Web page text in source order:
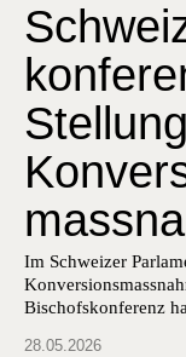
Im Schweizer
Bischofskonferenz
28.05.2026